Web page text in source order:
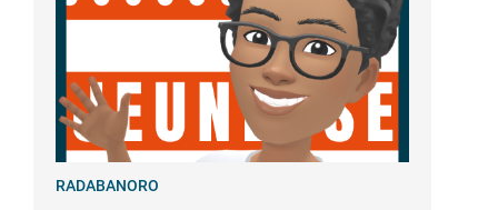
RADABANORO